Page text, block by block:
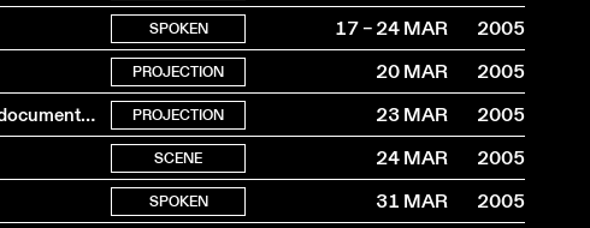
SPOKEN 17 – 24 MAR
2005
PROJECTION 20 MAR
2005
Nouvelles perspectives de l’art contemporain et du documentaire PROJECTION 23 MAR
2005
SCENE 24 MAR
2005
SPOKEN 31 MAR
2005